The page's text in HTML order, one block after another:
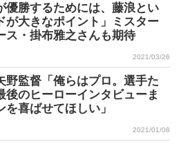
優勝するためには、藤浪とい
が大きなポイント」ミスター
ス・掛布雅之さんも期待
2021/03/26
野監督「俺らはプロ。選手た
後のヒーローインタビューま
を喜ばせてほしい」
2021/01/08